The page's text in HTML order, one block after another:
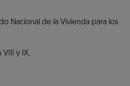
Nacional de la Vivienda para los
VIII y IX.